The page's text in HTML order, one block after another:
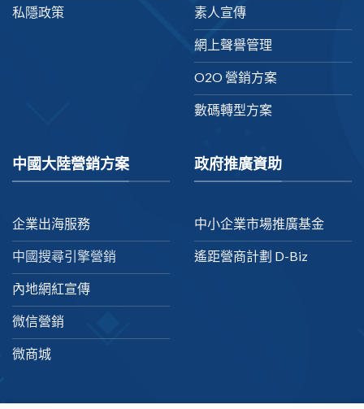
私隱政策 素人宣傳
網上聲譽管理
O2O 營銷方案
數碼轉型方案
中國大陸營銷方案
企業出海服務
中國搜尋引擎營銷
內地網紅宣傳
微信營銷
微商城
政府推廣資助
中小企業市場推廣基金
遙距營商計劃 D-Biz